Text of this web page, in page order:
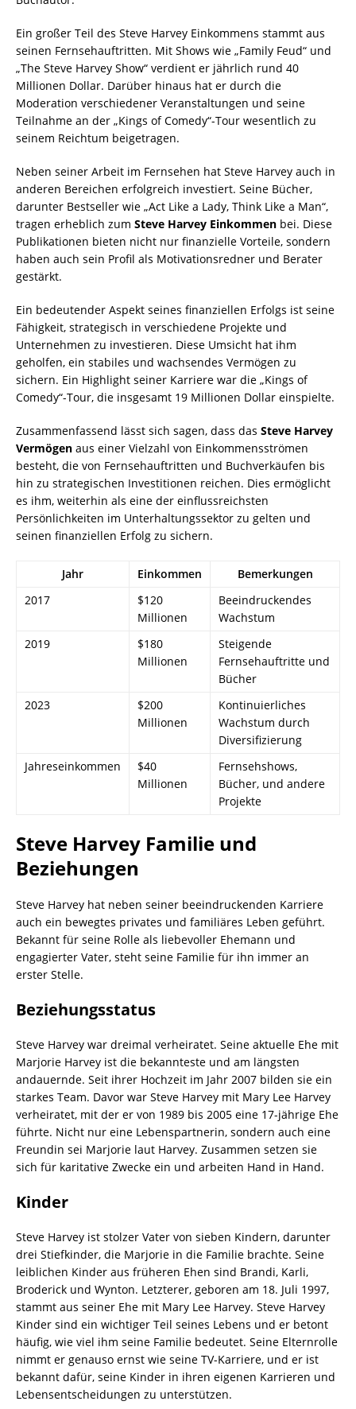
Ein großer Teil des Steve Harvey Einkommens stammt aus
seinen Fernsehauftritten. Mit Shows wie „Family Feud“ und
„The Steve Harvey Show“ verdient er jährlich rund 40
Millionen Dollar. Darüber hinaus hat er durch die
Moderation verschiedener Veranstaltungen und seine
Teilnahme an der „Kings of Comedy“-Tour wesentlich zu
seinem Reichtum beigetragen.
Neben seiner Arbeit im Fernsehen hat Steve Harvey auch in
anderen Bereichen erfolgreich investiert. Seine Bücher,
darunter Bestseller wie „Act Like a Lady, Think Like a Man“,
tragen erheblich zum Steve Harvey Einkommen bei. Diese
Publikationen bieten nicht nur finanzielle Vorteile, sondern
haben auch sein Profil als Motivationsredner und Berater
gestärkt.
Ein bedeutender Aspekt seines finanziellen Erfolgs ist seine
Fähigkeit, strategisch in verschiedene Projekte und
Unternehmen zu investieren. Diese Umsicht hat ihm
geholfen, ein stabiles und wachsendes Vermögen zu
sichern. Ein Highlight seiner Karriere war die „Kings of
Comedy“-Tour, die insgesamt 19 Millionen Dollar einspielte.
Zusammenfassend lässt sich sagen, dass das Steve Harvey
Vermögen aus einer Vielzahl von Einkommensströmen
besteht, die von Fernsehauftritten und Buchverkäufen bis
hin zu strategischen Investitionen reichen. Dies ermöglicht
es ihm, weiterhin als eine der einflussreichsten
Persönlichkeiten im Unterhaltungssektor zu gelten und
seinen finanziellen Erfolg zu sichern.
Jahr Einkommen
Bemerkungen
2017
$120
Millionen
Beeindruckendes
Wachstum
2019
$180
Millionen
Steigende
Fernsehauftritte und
Bücher
2023
$200
Millionen
Kontinuierliches
Wachstum durch
Diversifizierung
Jahreseinkommen
$40
Millionen
Fernsehshows,
Bücher, und andere
Projekte
Steve Harvey Familie und
Beziehungen
Steve Harvey hat neben seiner beeindruckenden Karriere
auch ein bewegtes privates und familiäres Leben geführt.
Bekannt für seine Rolle als liebevoller Ehemann und
engagierter Vater, steht seine Familie für ihn immer an
erster Stelle.
Beziehungsstatus
Steve Harvey war dreimal verheiratet. Seine aktuelle Ehe mit
Marjorie Harvey ist die bekannteste und am längsten
andauernde. Seit ihrer Hochzeit im Jahr 2007 bilden sie ein
starkes Team. Davor war Steve Harvey mit Mary Lee Harvey
verheiratet, mit der er von 1989 bis 2005 eine 17-jährige Ehe
führte. Nicht nur eine Lebenspartnerin, sondern auch eine
Freundin sei Marjorie laut Harvey. Zusammen setzen sie
sich für karitative Zwecke ein und arbeiten Hand in Hand.
Kinder
Steve Harvey ist stolzer Vater von sieben Kindern, darunter
drei Stiefkinder, die Marjorie in die Familie brachte. Seine
leiblichen Kinder aus früheren Ehen sind Brandi, Karli,
Broderick und Wynton. Letzterer, geboren am 18. Juli 1997,
stammt aus seiner Ehe mit Mary Lee Harvey. Steve Harvey
Kinder sind ein wichtiger Teil seines Lebens und er betont
häufig, wie viel ihm seine Familie bedeutet. Seine Elternrolle
nimmt er genauso ernst wie seine TV-Karriere, und er ist
bekannt dafür, seine Kinder in ihren eigenen Karrieren und
Lebensentscheidungen zu unterstützen.